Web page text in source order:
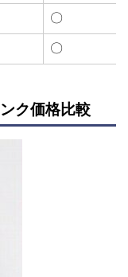
〇
〇
ク価格比較